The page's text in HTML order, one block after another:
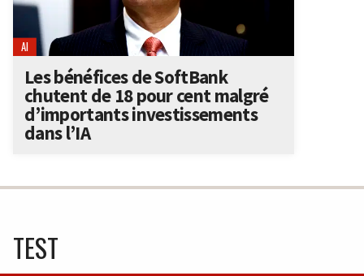
AI
Les bénéfices de SoftBank
chutent de 18 pour cent malgré
d’importants investissements
dans l’IA
TEST